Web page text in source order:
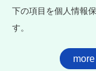
下の項目を個人情報
す。
more